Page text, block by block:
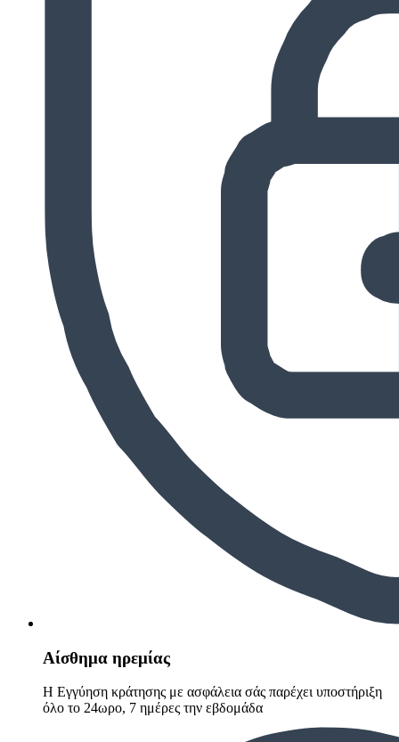
Αίσθημα ηρεμίας
Η Εγγύηση κράτησης με ασφάλεια σάς παρέχει υποστήριξη
όλο το 24ωρο, 7 ημέρες την εβδομάδα